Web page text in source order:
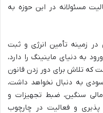
مسئولانه در این حوزه به
زمینه تأمین انرژی و ثبت
به دنیای ماینینگ را دارد،
که تلاش برای دور زدن قانون
به دنبال نخواهد داشت،
سنگین، ضبط تجهیزات و
و فعالیت در چارچوب